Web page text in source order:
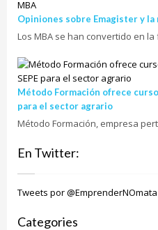
Opiniones sobre Emagister y
Los MBA se han convertido en
Método Formación ofrece
para el sector agrario
Método Formación, empresa
En Twitter:
Tweets por @EmprenderNOmata
Categories